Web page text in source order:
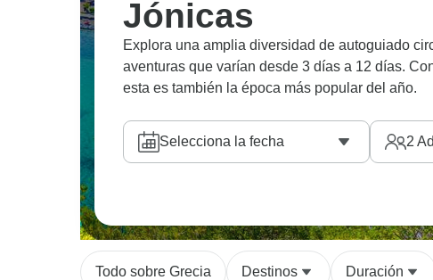
Jónicas
Explora una amplia diversidad de autoguiado
aventuras que varían desde 3 días a 12 días.
esta es también la época más popular del año.
Selecciona la fecha 2
Todo sobre Grecia Destinos Duración